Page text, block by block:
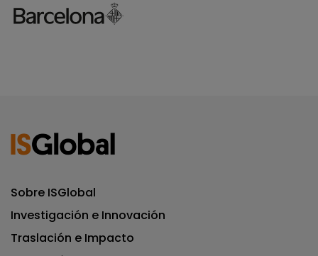
Sobre ISGlobal
Investigación e Innovación
Traslación e Impacto